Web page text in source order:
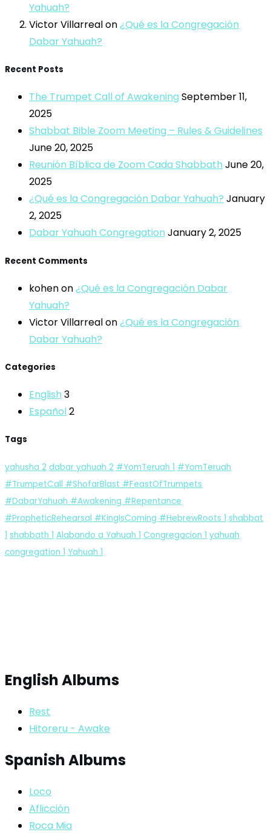
Yahuah?
Victor Villarrealon¿Qué es la Congregación
Dabar Yahuah?
Recent Posts
The Trumpet Call of Awakening September 11,
2025
Shabbat Bible Zoom Meeting – Rules & Guidelines
June 20, 2025
Reunión Bíblica de Zoom Cada Shabbath June 20,
2025
¿Qué es la Congregación Dabar Yahuah? January
2, 2025
Dabar Yahuah Congregation January 2, 2025
Recent Comments
kohenon¿Qué es la Congregación Dabar
Yahuah?
Victor Villarrealon¿Qué es la Congregación
Dabar Yahuah?
Categories
English 3
Español2
Tags
yahusha 2 dabar yahuah 2 #YomTeruah 1 #YomTeruah
#TrumpetCall #ShofarBlast #FeastOfTrumpets
#DabarYahuah #Awakening #Repentance
#PropheticRehearsal #KingIsComing #HebrewRoots 1 shabbat
1 shabbath 1 Alabando a Yahuah 1 Congregacion 1 yahuah
congregation 1 Yahuah 1
English Albums
Rest
Hitoreru - Awake
Spanish Albums
Loco
Aflicción
Roca Mia